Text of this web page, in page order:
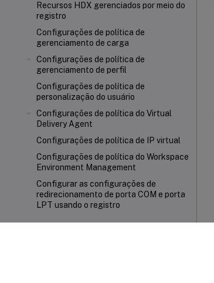
Recursos HDX gerenciados por meio do
registro
Configurações de política de
gerenciamento de carga
Configurações de política de
gerenciamento de perfil
Configurações de política de
personalização do usuário
Configurações de política do Virtual
Delivery Agent
Configurações de política de IP virtual
Configurações de política do Workspace
Environment Management
Configurar as configurações de
redirecionamento de porta COM e porta
LPT usando o registro